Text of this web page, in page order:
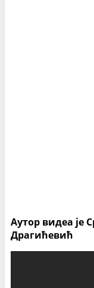
Аутор видеа је
Драгићевић